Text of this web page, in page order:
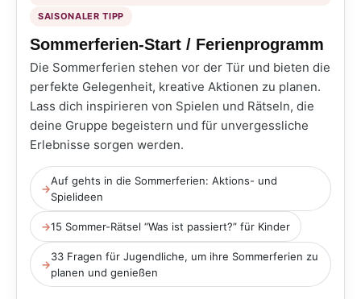
SAISONALER TIPP
Sommerferien-Start / Ferienprogramm
Die Sommerferien stehen vor der Tür und bieten die
perfekte Gelegenheit, kreative Aktionen zu planen.
Lass dich inspirieren von Spielen und Rätseln, die
deine Gruppe begeistern und für unvergessliche
Erlebnisse sorgen werden.
→
Auf gehts in die Sommerferien: Aktions- und
Spielideen
→15 Sommer-Rätsel “Was ist passiert?” für Kinder
→
33 Fragen für Jugendliche, um ihre Sommerferien zu
planen und genießen